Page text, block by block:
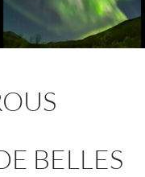
BELLES